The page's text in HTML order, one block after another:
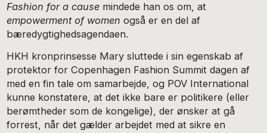
Fashion for a cause mindede han os om, at
empowerment of women også er en del af
bæredygtighedsagendaen.
HKH kronprinsesse Mary sluttede i sin egenskab af
protektor for Copenhagen Fashion Summit dagen af
med en fin tale om samarbejde, og POV International
kunne konstatere, at det ikke bare er politikere (eller
berømtheder som de kongelige), der ønsker at gå
forrest, når det gælder arbejdet med at sikre en